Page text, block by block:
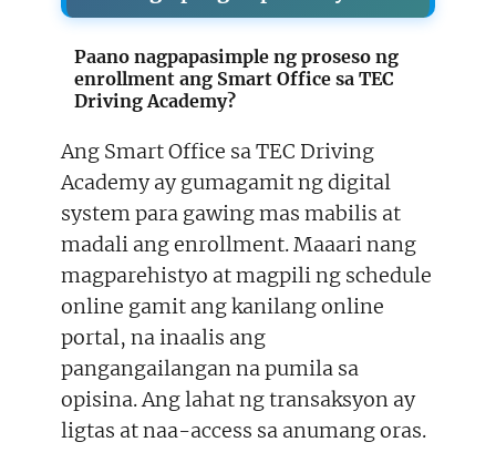
Paano nagpapasimple ng proseso ng
enrollment ang Smart Office sa TEC
Driving Academy?
Ang Smart Office sa TEC Driving
Academy ay gumagamit ng digital
system para gawing mas mabilis at
madali ang enrollment. Maaari nang
magparehistyo at magpili ng schedule
online gamit ang kanilang online
portal, na inaalis ang
pangangailangan na pumila sa
opisina. Ang lahat ng transaksyon ay
ligtas at naa-access sa anumang oras.